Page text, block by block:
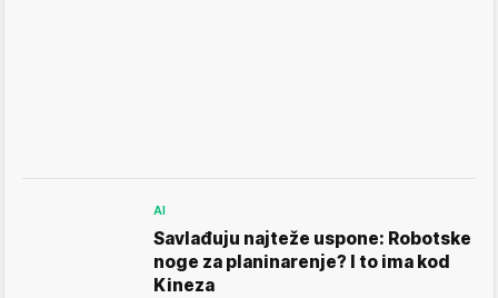
AI
Savlađuju najteže uspone: Robotske
noge za planinarenje? I to ima kod
Kineza